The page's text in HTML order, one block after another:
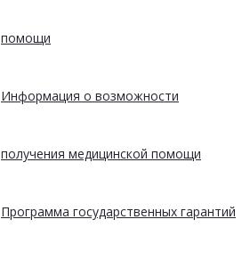
помощи
Информация о возможности
получения медицинской помощи
Программа государственных гарантий